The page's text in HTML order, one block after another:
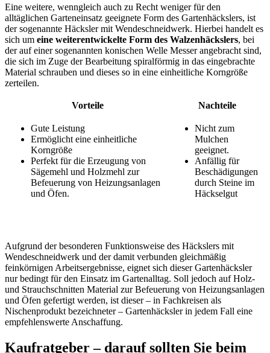
Eine weitere, wenngleich auch zu Recht weniger für den
alltäglichen Garteneinsatz geeignete Form des Gartenhäckslers, ist
der sogenannte Häcksler mit Wendeschneidwerk. Hierbei handelt es
sich um eine weiterentwickelte Form des Walzenhäckslers, bei
der auf einer sogenannten konischen Welle Messer angebracht sind,
die sich im Zuge der Bearbeitung spiralförmig in das eingebrachte
Material schrauben und dieses so in eine einheitliche Korngröße
zerteilen.
Vorteile Nachteile
Gute Leistung
Ermöglicht eine einheitliche
Korngröße
Perfekt für die Erzeugung von
Sägemehl und Holzmehl zur
Befeuerung von Heizungsanlagen
und Öfen.
Nicht zum
Mulchen
geeignet.
Anfällig für
Beschädigungen
durch Steine im
Häckselgut
Aufgrund der besonderen Funktionsweise des Häckslers mit
Wendeschneidwerk und der damit verbunden gleichmäßig
feinkörnigen Arbeitsergebnisse, eignet sich dieser Gartenhäcksler
nur bedingt für den Einsatz im Gartenalltag. Soll jedoch auf Holz-
und Strauchschnitten Material zur Befeuerung von Heizungsanlagen
und Öfen gefertigt werden, ist dieser – in Fachkreisen als
Nischenprodukt bezeichneter – Gartenhäcksler in jedem Fall eine
empfehlenswerte Anschaffung.
Kaufratgeber – darauf sollten Sie beim